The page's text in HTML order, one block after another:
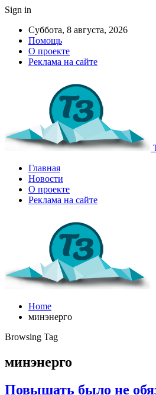
Sign in
Суббота, 8 августа, 2026
Помощь
О проекте
Реклама на сайте
Главная
Новости
О проекте
Реклама на сайте
Home
минэнерго
Browsing Tag
минэнерго
Повышать было не